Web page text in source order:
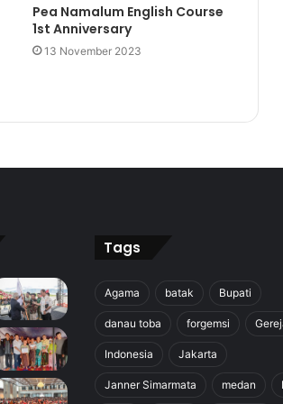
Pea Namalum English Course
1st Anniversary
13 November 2023
Tags
Agama batak Bupati
danau toba forgemsi
Indonesia Jakarta
Janner Simarmata medan